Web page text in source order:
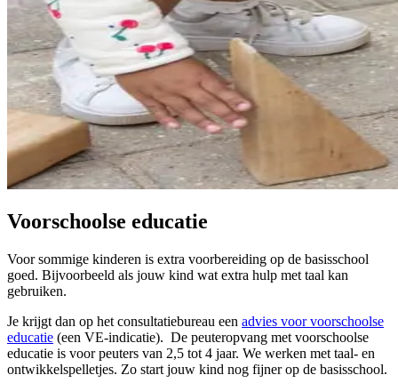
Voorschoolse educatie
Voor sommige kinderen is extra voorbereiding op de basisschool
goed. Bijvoorbeeld als jouw kind wat extra hulp met taal kan
gebruiken.
Je krijgt dan op het consultatiebureau een advies voor voorschoolse
educatie (een VE-indicatie). De peuteropvang met voorschoolse
educatie is voor peuters van 2,5 tot 4 jaar. We werken met taal- en
ontwikkelspelletjes. Zo start jouw kind nog fijner op de basisschool.